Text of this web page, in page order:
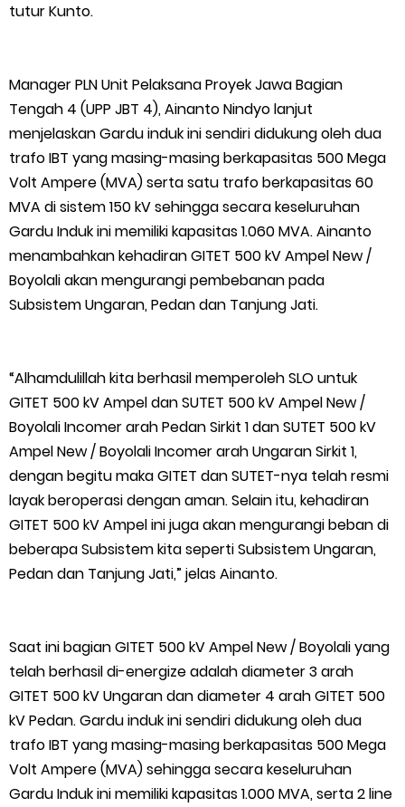
tutur Kunto.
Manager PLN Unit Pelaksana Proyek Jawa Bagian
Tengah 4 (UPP JBT 4), Ainanto Nindyo lanjut
menjelaskan Gardu induk ini sendiri didukung oleh dua
trafo IBT yang masing-masing berkapasitas 500 Mega
Volt Ampere (MVA) serta satu trafo berkapasitas 60
MVA di sistem 150 kV sehingga secara keseluruhan
Gardu Induk ini memiliki kapasitas 1.060 MVA. Ainanto
menambahkan kehadiran GITET 500 kV Ampel New /
Boyolali akan mengurangi pembebanan pada
Subsistem Ungaran, Pedan dan Tanjung Jati.
“Alhamdulillah kita berhasil memperoleh SLO untuk
GITET 500 kV Ampel dan SUTET 500 kV Ampel New /
Boyolali Incomer arah Pedan Sirkit 1 dan SUTET 500 kV
Ampel New / Boyolali Incomer arah Ungaran Sirkit 1,
dengan begitu maka GITET dan SUTET-nya telah resmi
layak beroperasi dengan aman. Selain itu, kehadiran
GITET 500 kV Ampel ini juga akan mengurangi beban di
beberapa Subsistem kita seperti Subsistem Ungaran,
Pedan dan Tanjung Jati,” jelas Ainanto.
Saat ini bagian GITET 500 kV Ampel New / Boyolali yang
telah berhasil di-energize adalah diameter 3 arah
GITET 500 kV Ungaran dan diameter 4 arah GITET 500
kV Pedan. Gardu induk ini sendiri didukung oleh dua
trafo IBT yang masing-masing berkapasitas 500 Mega
Volt Ampere (MVA) sehingga secara keseluruhan
Gardu Induk ini memiliki kapasitas 1.000 MVA, serta 2 line